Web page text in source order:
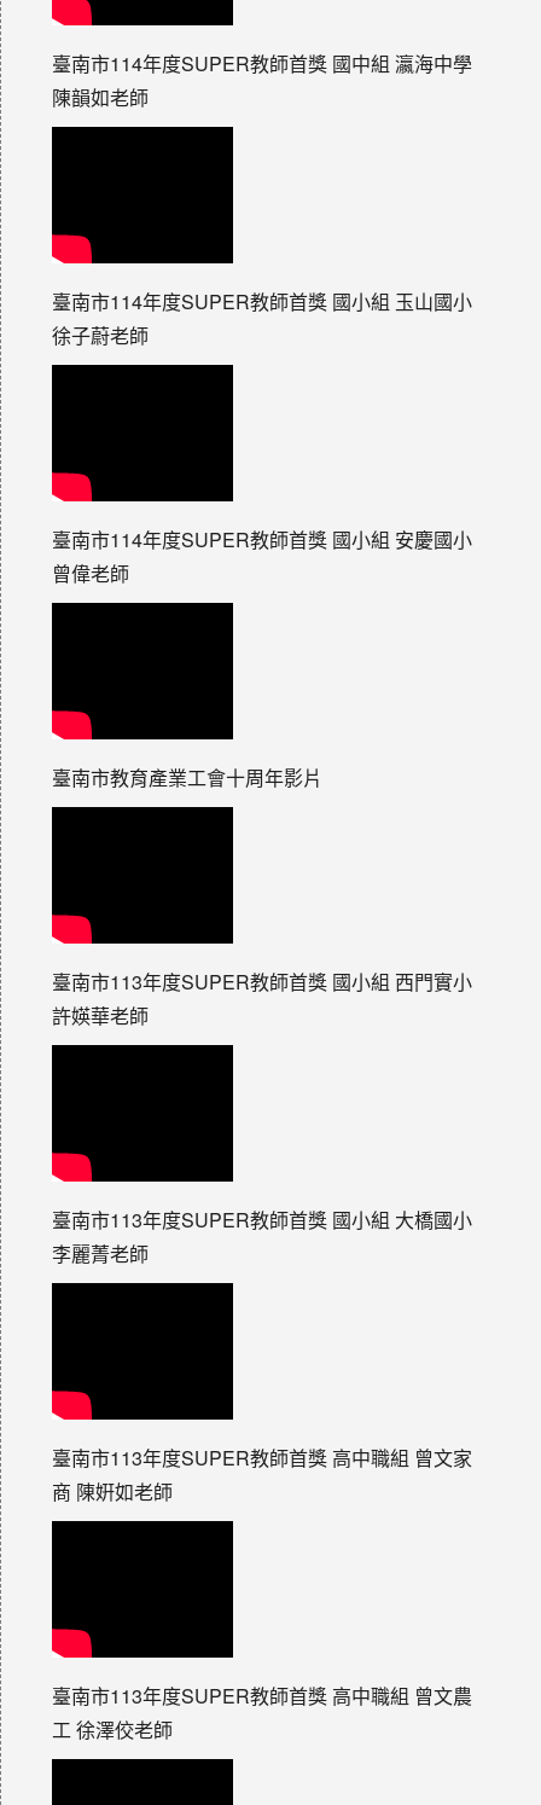
臺南市114年度SUPER教師首獎 國中組 瀛海中學
陳韻如老師
臺南市114年度SUPER教師首獎 國小組 玉山國小
徐子蔚老師
臺南市114年度SUPER教師首獎 國小組 安慶國小
曾偉老師
臺南市教育產業工會十周年影片
臺南市113年度SUPER教師首獎 國小組 西門實小
許媖華老師
臺南市113年度SUPER教師首獎 國小組 大橋國小
李麗菁老師
臺南市113年度SUPER教師首獎 高中職組 曾文家
商 陳姸如老師
臺南市113年度SUPER教師首獎 高中職組 曾文農
工 徐澤佼老師